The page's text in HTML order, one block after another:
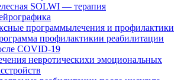
SOLWI — терапия
программылечения и профилактики
профилактикии реабилитации
COVID-19
невротическихи эмоциональных